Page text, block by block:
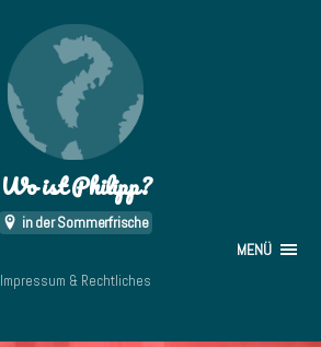
Wo ist Philipp?
in der Sommerfrische
MENÜ
Impressum & Rechtliches